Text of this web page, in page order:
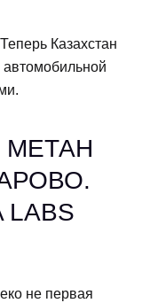
Казахстан
не первая